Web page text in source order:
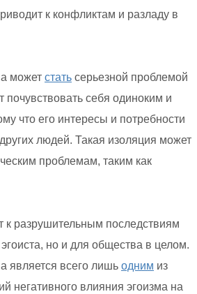
к конфликтам и разладу в
может стать серьезной проблемой
почувствовать себя одиноким и
что его интересы и потребности
людей. Такая изоляция может
проблемам, таким как
к разрушительным последствиям
но и для общества в целом.
является всего лишь одним из
негативного влияния эгоизма на